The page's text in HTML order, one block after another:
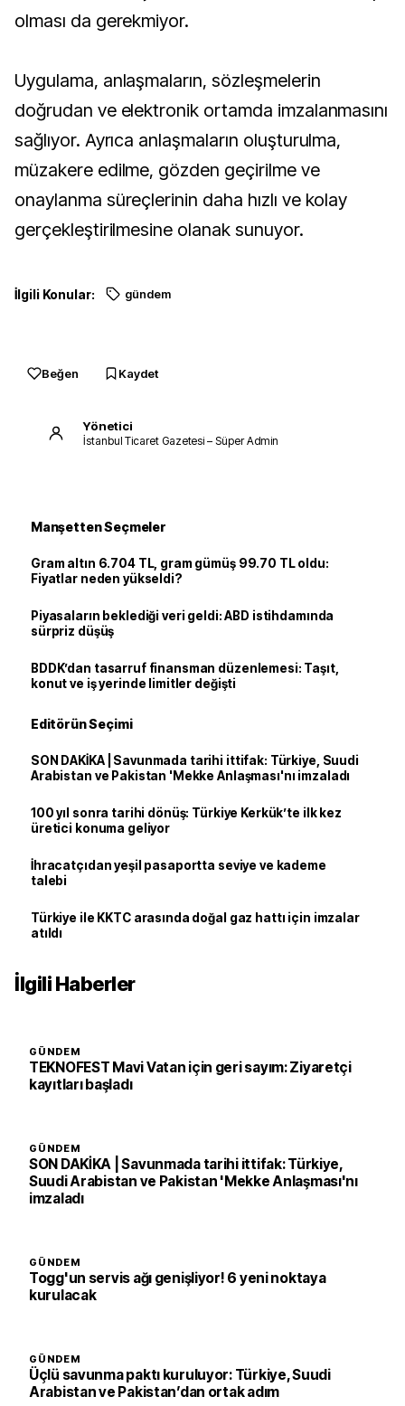
olması da gerekmiyor.
Uygulama, anlaşmaların, sözleşmelerin
doğrudan ve elektronik ortamda imzalanmasını
sağlıyor. Ayrıca anlaşmaların oluşturulma,
müzakere edilme, gözden geçirilme ve
onaylanma süreçlerinin daha hızlı ve kolay
gerçekleştirilmesine olanak sunuyor.
İlgili Konular: gündem
Beğen Kaydet
Yönetici
İstanbul Ticaret Gazetesi – Süper Admin
Manşetten Seçmeler
Gram altın 6.704 TL, gram gümüş 99.70 TL oldu:
Fiyatlar neden yükseldi?
Piyasaların beklediği veri geldi: ABD istihdamında
sürpriz düşüş
BDDK’dan tasarruf finansman düzenlemesi: Taşıt,
konut ve iş yerinde limitler değişti
Editörün Seçimi
SON DAKİKA | Savunmada tarihi ittifak: Türkiye, Suudi
Arabistan ve Pakistan 'Mekke Anlaşması'nı imzaladı
100 yıl sonra tarihi dönüş: Türkiye Kerkük’te ilk kez
üretici konuma geliyor
İhracatçıdan yeşil pasaportta seviye ve kademe
talebi
Türkiye ile KKTC arasında doğal gaz hattı için imzalar
atıldı
İlgili Haberler
GÜNDEM
TEKNOFEST Mavi Vatan için geri sayım: Ziyaretçi
kayıtları başladı
GÜNDEM
SON DAKİKA | Savunmada tarihi ittifak: Türkiye,
Suudi Arabistan ve Pakistan 'Mekke Anlaşması'nı
imzaladı
GÜNDEM
Togg'un servis ağı genişliyor! 6 yeni noktaya
kurulacak
GÜNDEM
Üçlü savunma paktı kuruluyor: Türkiye, Suudi
Arabistan ve Pakistan’dan ortak adım